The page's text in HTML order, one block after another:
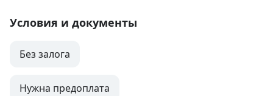
Условия и документы
Без залога
Нужна предоплата